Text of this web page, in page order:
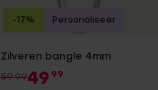
Zilveren bangle 4mm
59.9949 99
-17% Personaliseer